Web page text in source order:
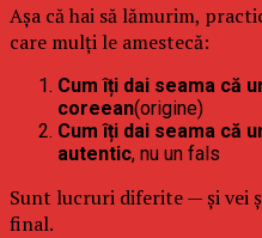
Așa că hai să lămurim,
care mulți le amestecă:
Cum îți dai seama că
coreean(origine)
Cum îți dai seama că
autentic, nu un fals
Sunt lucruri diferite — și vei
final.